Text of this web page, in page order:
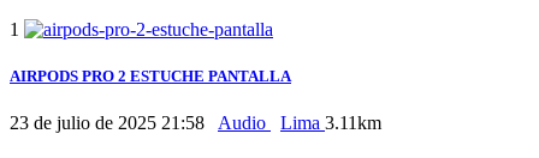
1
AIRPODS PRO 2 ESTUCHE PANTALLA
23 de julio de 2025 21:58 Audio Lima 3.11km